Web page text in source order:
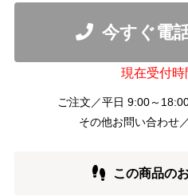
今すぐ電
現在受付時
ご注文／平日 9:00～
その他お問い合わせ
この商品の